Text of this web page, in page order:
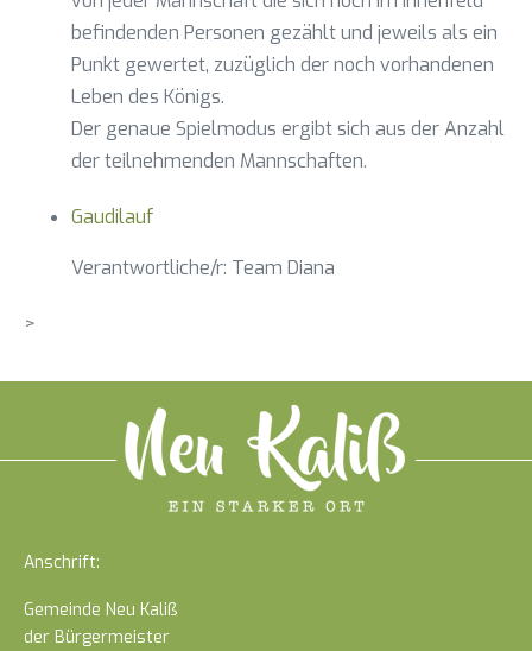
befindenden Personen gezählt und jeweils als ein
Punkt gewertet, zuzüglich der noch vorhandenen
Leben des Königs.
Der genaue Spielmodus ergibt sich aus der Anzahl
der teilnehmenden Mannschaften.
Gaudilauf
Verantwortliche/r: Team Diana
>
Anschrift:
Gemeinde Neu Kaliß
der Bürgermeister